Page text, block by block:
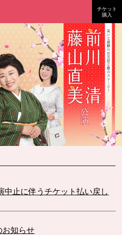
日（日）
チケット
購入
中止に伴うチケット払い戻し
お知らせ